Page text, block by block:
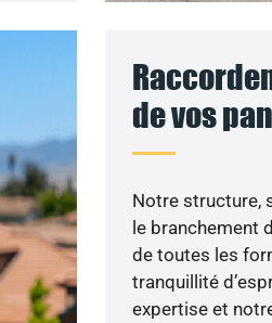
de vos
Notre structure,
le branchement
de toutes les
tranquillité
expertise et